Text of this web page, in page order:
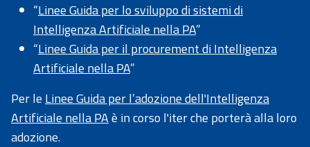
“Linee Guida per lo sviluppo di sistemi di
Intelligenza Artificiale nella PA”
“Linee Guida per il procurement di Intelligenza
Artificiale nella PA”
Per le Linee Guida per l’adozione dell'Intelligenza
Artificiale nella PAè in corso l'iter che porterà alla loro
adozione.